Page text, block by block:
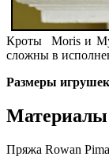
Кроты Moris и
сложны в
Размеры
Пряжа Rowan